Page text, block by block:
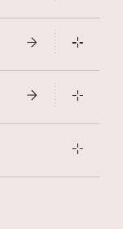
ア
リンネル旅ガイ